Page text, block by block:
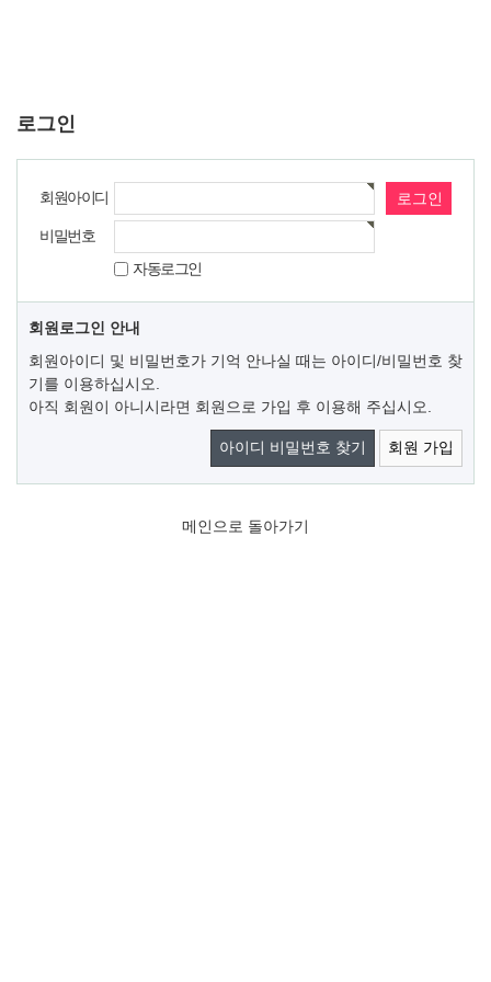
로그인
회원아이디
비밀번호
자동로그인
회원로그인 안내
회원아이디 및 비밀번호가 기억 안나실 때는 아이디/비밀번호 찾
기를 이용하십시오.
아직 회원이 아니시라면 회원으로 가입 후 이용해 주십시오.
아이디 비밀번호 찾기 회원 가입
메인으로 돌아가기